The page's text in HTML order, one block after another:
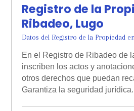
Registro de la
Ribadeo, Lugo
Datos del Registro de la Propiedad
En el Registro de Ribadeo de
inscriben los actos y
otros derechos que puedan
Garantiza la seguridad jurídica.